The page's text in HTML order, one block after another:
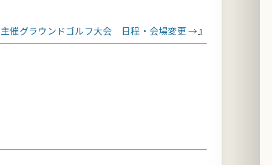
主催グラウンドゴルフ大会 日程・会場変更 →